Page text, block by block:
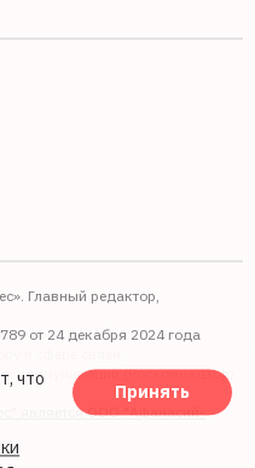
Главный редактор,
от 24 декабря 2024 года
в сфере связи,
коммуникаций (Роскомнадзор).
является ООО "Афанасий-
что
Принять